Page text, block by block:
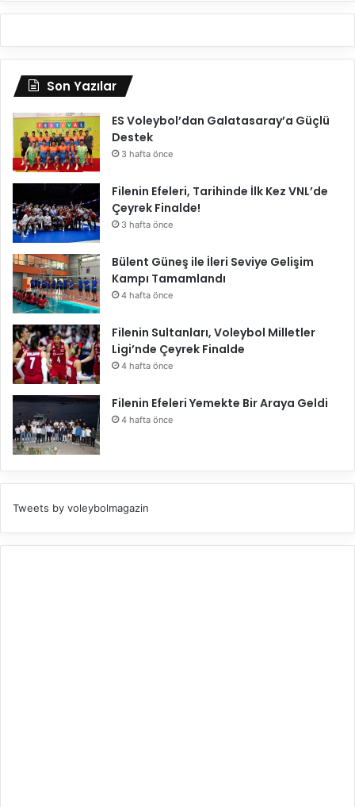
Son Yazılar
ES Voleybol’dan Galatasaray’a Güçlü
Destek
3 hafta önce
Filenin Efeleri, Tarihinde İlk Kez VNL’de
Çeyrek Finalde!
3 hafta önce
Bülent Güneş ile İleri Seviye Gelişim
Kampı Tamamlandı
4 hafta önce
Filenin Sultanları, Voleybol Milletler
Ligi’nde Çeyrek Finalde
4 hafta önce
Filenin Efeleri Yemekte Bir Araya Geldi
4 hafta önce
Tweets by voleybolmagazin